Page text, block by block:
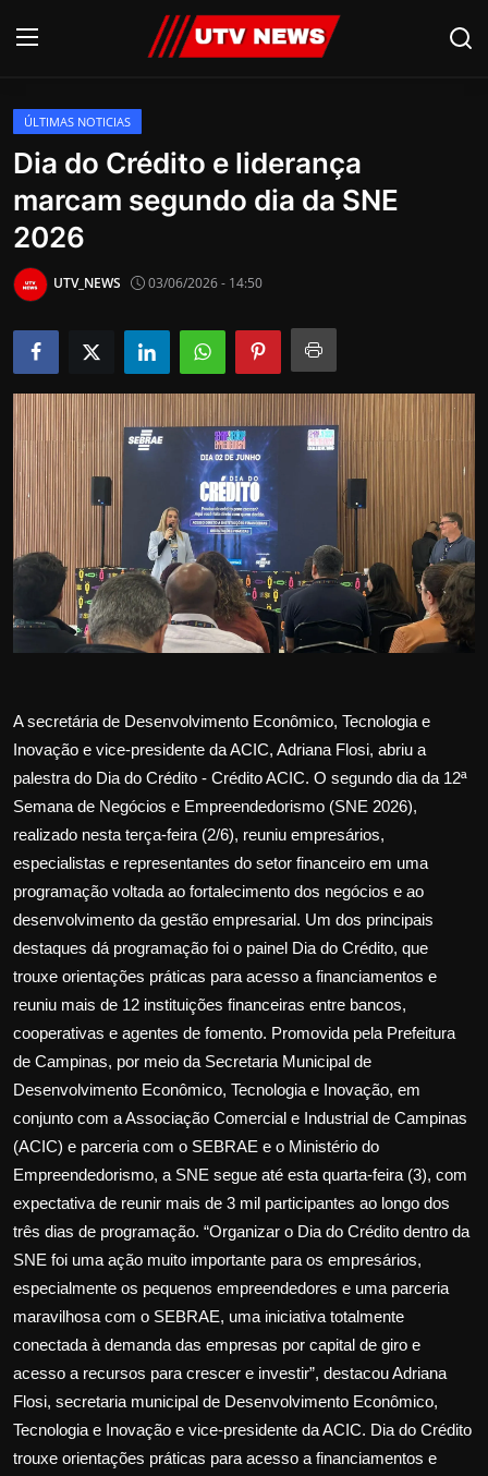
AO VIVO
PIRACICABA
CAMPINAS
LIMEIRA
ESPIRITO SANTO
Economia
Cultura
Internacional
APOIE
Educação
Política
Saúde
Esportes
Fama e TV
FALE CONOSCO
ÚLTIMAS NOTICIAS
Dia do Crédito e liderança
marcam segundo dia da SNE
2026
UTV_NEWS 03/06/2026 - 14:50
A secretária de Desenvolvimento Econômico, Tecnologia e
Inovação e vice-presidente da ACIC, Adriana Flosi, abriu a
palestra do Dia do Crédito - Crédito ACIC. O segundo dia da 12ª
Semana de Negócios e Empreendedorismo (SNE 2026),
realizado nesta terça-feira (2/6), reuniu empresários,
especialistas e representantes do setor financeiro em uma
programação voltada ao fortalecimento dos negócios e ao
desenvolvimento da gestão empresarial. Um dos principais
destaques dá programação foi o painel Dia do Crédito, que
trouxe orientações práticas para acesso a financiamentos e
reuniu mais de 12 instituições financeiras entre bancos,
cooperativas e agentes de fomento. Promovida pela Prefeitura
de Campinas, por meio da Secretaria Municipal de
Desenvolvimento Econômico, Tecnologia e Inovação, em
conjunto com a Associação Comercial e Industrial de Campinas
(ACIC) e parceria com o SEBRAE e o Ministério do
Empreendedorismo, a SNE segue até esta quarta-feira (3), com
expectativa de reunir mais de 3 mil participantes ao longo dos
três dias de programação. “Organizar o Dia do Crédito dentro da
SNE foi uma ação muito importante para os empresários,
especialmente os pequenos empreendedores e uma parceria
maravilhosa com o SEBRAE, uma iniciativa totalmente
conectada à demanda das empresas por capital de giro e
acesso a recursos para crescer e investir”, destacou Adriana
Flosi, secretaria municipal de Desenvolvimento Econômico,
Tecnologia e Inovação e vice-presidente da ACIC. Dia do Crédito
trouxe orientações práticas para acesso a financiamentos e